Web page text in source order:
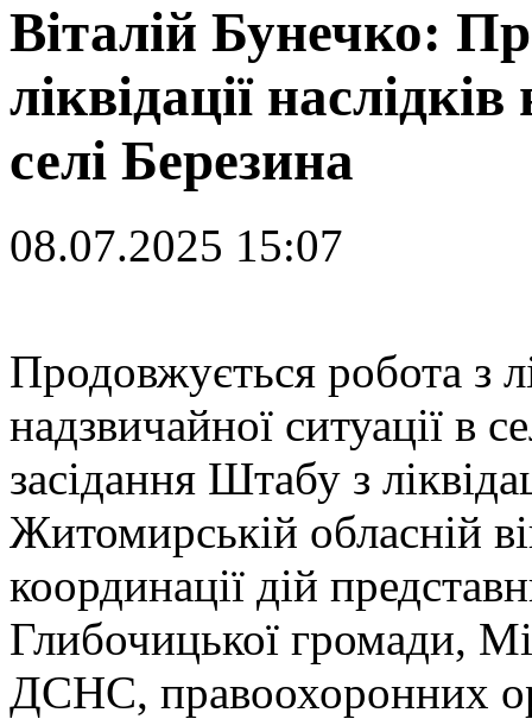
Віталій Бунечко:
ліквідації
селі Березина
08.07.2025 15:07
Продовжується робота з
надзвичайної ситуації в
засідання Штабу з
Житомирській обласній
координації дій
Глибочицької громади,
ДСНС, правоохоронних